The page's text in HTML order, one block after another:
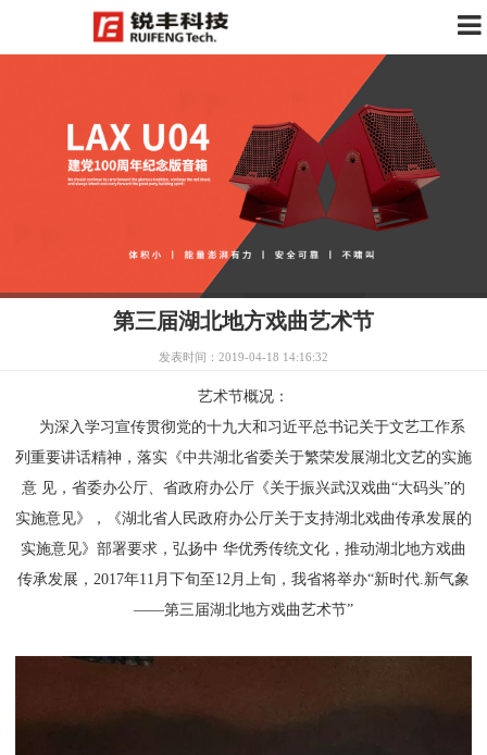
第三届湖北地方戏曲艺术节
发表时间：2019-04-18 14:16:32
艺术节概况：
为深入学习宣传贯彻党的十九大和习近平总书记关于文艺工作系
列重要讲话精神，落实《中共湖北省委关于繁荣发展湖北文艺的实施
意 见，省委办公厅、省政府办公厅《关于振兴武汉戏曲“大码头”的
实施意见》，《湖北省人民政府办公厅关于支持湖北戏曲传承发展的
实施意见》部署要求，弘扬中 华优秀传统文化，推动湖北地方戏曲
传承发展，2017年11月下旬至12月上旬，我省将举办“新时代.新气象
——第三届湖北地方戏曲艺术节”